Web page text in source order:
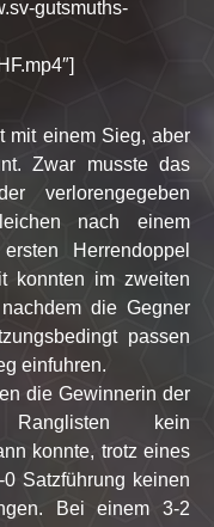
gutsmuths-
mit einem Sieg, aber
Zwar musste das
verlorengegeben
nach einem
Herrendoppel
konnten im zweiten
die Gegner
passen
einfuhren.
die Gewinnerin der
kein
konnte, trotz eines
Satzführung keinen
Bei einem 3-2